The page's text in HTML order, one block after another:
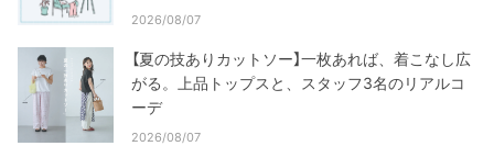
2026/08/07
【夏の技ありカットソー】一枚あれば、着こなし広
がる。上品トップスと、スタッフ3名のリアルコ
ーデ
2026/08/07